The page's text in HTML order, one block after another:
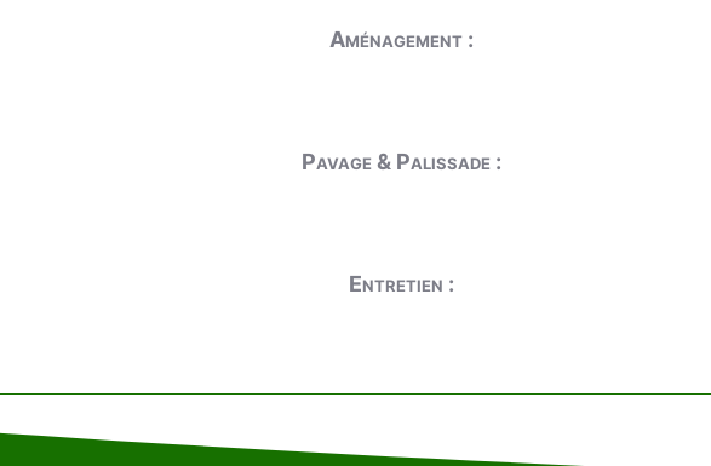
Aménagement :
Pavage & Palissade :
Entretien :